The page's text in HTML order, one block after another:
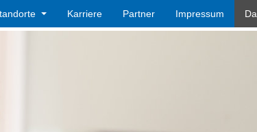
Karriere Partner Impressum